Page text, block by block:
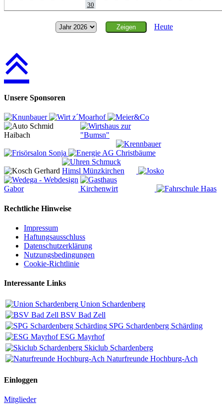
30
Heute
Unsere Sponsoren
Rechtliche Hinweise
Impressum
Haftungsausschluss
Datenschutzerklärung
Nutzungsbedingungen
Cookie-Richtlinie
Interessante Links
Union Schardenberg
BSV Bad Zell
SPG Schardenberg Schärding
ESG Mayrhof
Skiclub Schardenberg
Naturfreunde Hochburg-Ach
Einloggen
Mitglieder